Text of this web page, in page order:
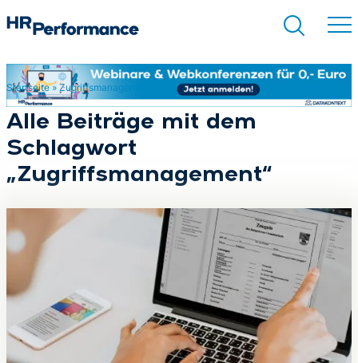
Suchen
Startseite» Zugriffsmanagement
Alle Beiträge mit dem
Schlagwort
„Zugriffsmanagement“